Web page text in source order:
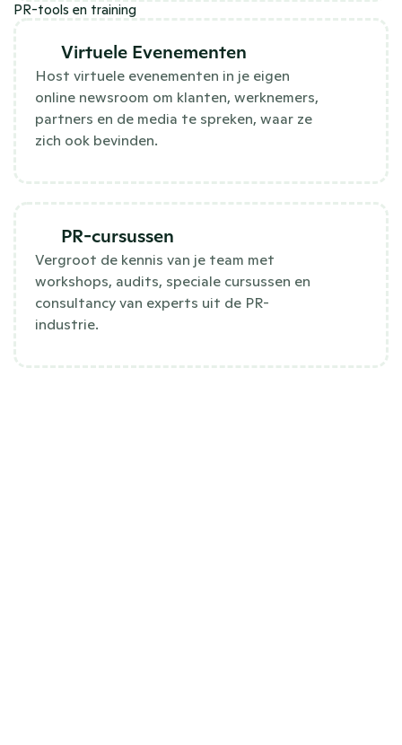
PR-tools en training
Virtuele Evenementen
Host virtuele evenementen in je eigen
online newsroom om klanten, werknemers,
partners en de media te spreken, waar ze
zich ook bevinden.
PR-cursussen
Vergroot de kennis van je team met
workshops, audits, speciale cursussen en
consultancy van experts uit de PR-
industrie.